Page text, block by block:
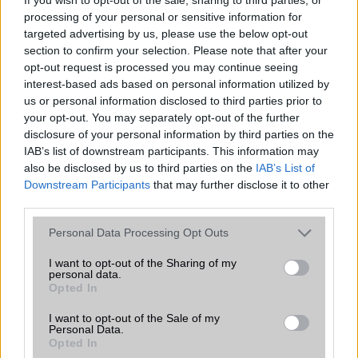
processing of your personal or sensitive information for
targeted advertising by us, please use the below opt-out
section to confirm your selection. Please note that after your
opt-out request is processed you may continue seeing
interest-based ads based on personal information utilized by
us or personal information disclosed to third parties prior to
your opt-out. You may separately opt-out of the further
disclosure of your personal information by third parties on the
IAB’s list of downstream participants. This information may
also be disclosed by us to third parties on the IAB’s List of
Downstream Participants that may further disclose it to other
Please note that this website/app uses one or more Google
not limited to your visit or usage behaviour. You may click to
grant or deny consent to Google and its third-party tags to
use your data for below specified purposes in below Google
consent section.
Personal Data Processing Opt Outs
I want to opt-out of the Sharing of my
personal data.
Opted In
I want to opt-out of the Sale of my
Personal Data.
Opted In
találgatások továbbra is beárnyékolják a rajtot.
Az Android rejtett automatizmusai: hat
funkció, amely észrevétlenül könnyíti
meg a mindennapokat
2026.06.14| Android Police
Sok felhasználó külön alkalmazásokra esküszik, pedig az
Android már évek óta olyan intelligens funkciókat kínál,
amelyek maguktól dolgoznak a háttérben.
Ez a rejtett Samsung funkció teljesen
megváltoztatja a mobilhasználatot –
sokan mégsem tudnak róla
| Android Central
Az Edge Panel az egyik leghasznosabb funkció, amely
jelentősen felgyorsítja a mindennapi használatot,
miközben a Pixel telefonokból továbbra is hiányzik.